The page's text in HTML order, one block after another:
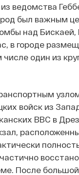
ведомства
был важным
над
в городе
один из
войск из
ВВС в
После